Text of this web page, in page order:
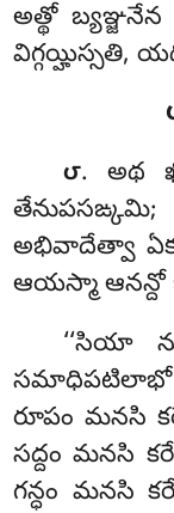
అత్థో
విగ్గయ్హిస్సతి,
౮. అథ
అభివాదేత్వా
ఆయస్మా ఆనన్దో
‘‘సియా
సమాధిపటిలాభో
రూపం మనసి
సద్దం మనసి
గన్ధం మనసి